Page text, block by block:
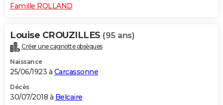
Famille ROLLAND
Louise CROUZILLES (95 ans)
Créer une cagnotte obsèques
Naissance
25/06/1923 à Carcassonne
Décès
30/07/2018 à Belcaire